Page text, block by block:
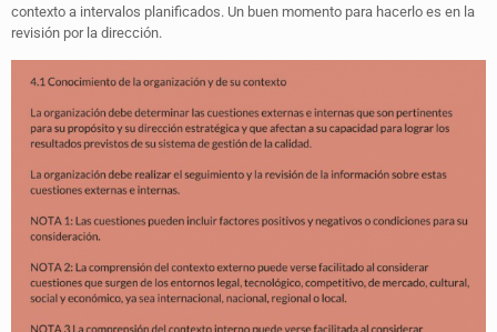
contexto a intervalos planificados. Un buen momento para hacerlo es en la
revisión por la dirección.